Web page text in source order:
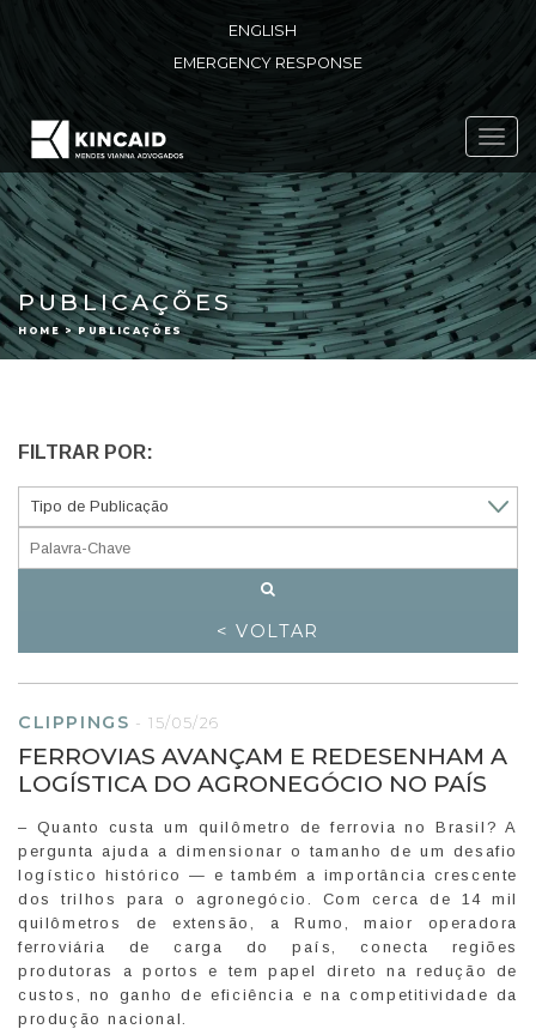
ENGLISH
EMERGENCY RESPONSE
PUBLICAÇÕES
HOME > PUBLICAÇÕES
FILTRAR POR:
< VOLTAR
CLIPPINGS -15/05/26
FERROVIAS AVANÇAM E REDESENHAM A
LOGÍSTICA DO AGRONEGÓCIO NO PAÍS
– Quanto custa um quilômetro de ferrovia no Brasil? A
pergunta ajuda a dimensionar o tamanho de um desafio
logístico histórico — e também a importância crescente
dos trilhos para o agronegócio. Com cerca de 14 mil
quilômetros de extensão, a Rumo, maior operadora
ferroviária de carga do país, conecta regiões
produtoras a portos e tem papel direto na redução de
custos, no ganho de eficiência e na competitividade da
produção nacional.